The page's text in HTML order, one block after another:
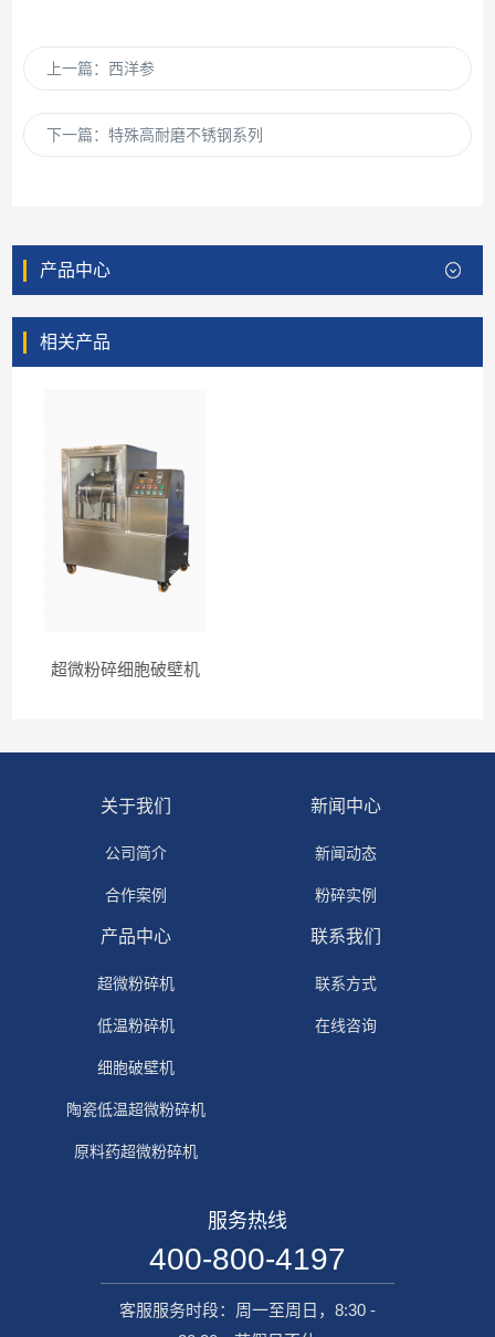
上一篇：西洋参
下一篇：特殊高耐磨不锈钢系列
产品中心
相关产品
超微粉碎细胞破壁机
关于我们
公司简介
合作案例
新闻中心
新闻动态
粉碎实例
产品中心
超微粉碎机
低温粉碎机
细胞破壁机
陶瓷低温超微粉碎机
原料药超微粉碎机
联系我们
联系方式
在线咨询
服务热线
400-800-4197
客服服务时段：周一至周日，8:30 -